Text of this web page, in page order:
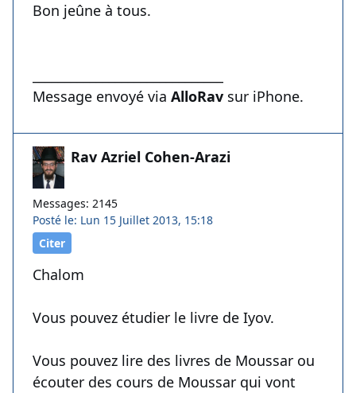
Bon jeûne à tous.
Message envoyé via AlloRav sur iPhone.
Rav Azriel Cohen-Arazi
Messages: 2145
Posté le: Lun 15 Juillet 2013, 15:18
Citer
Chalom
Vous pouvez étudier le livre de Iyov.
Vous pouvez lire des livres de Moussar ou
écouter des cours de Moussar qui vont